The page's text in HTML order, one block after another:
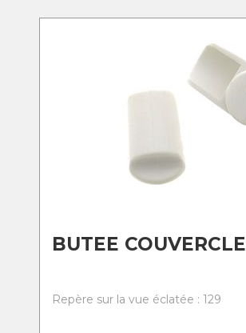
BUTEE COUVERCLE
Repère sur la vue éclatée : 129